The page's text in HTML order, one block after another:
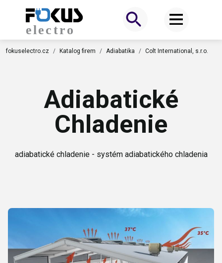
fokuselectro.cz Katalog firem Adiabatika Colt International, s.r.o.
Adiabatické
Chladenie
adiabatické chladenie - systém adiabatického chladenia